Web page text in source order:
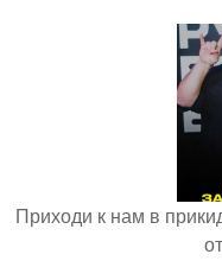
Приходи к нам в